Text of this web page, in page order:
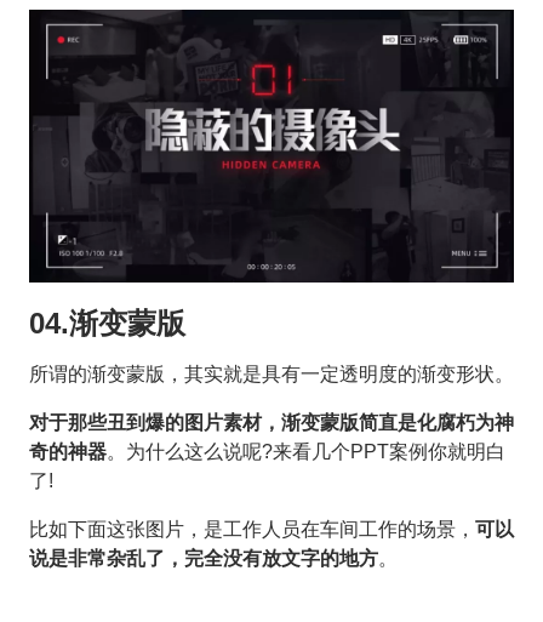
04.渐变蒙版
所谓的渐变蒙版，其实就是具有一定透明度的渐变形状。
对于那些丑到爆的图片素材，渐变蒙版简直是化腐朽为神
奇的神器。为什么这么说呢?来看几个PPT案例你就明白
了!
比如下面这张图片，是工作人员在车间工作的场景， 可以
说是非常杂乱了，完全没有放文字的地方。